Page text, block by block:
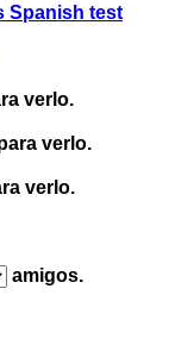
Spanish test
verlo.
verlo.
verlo.
amigos.